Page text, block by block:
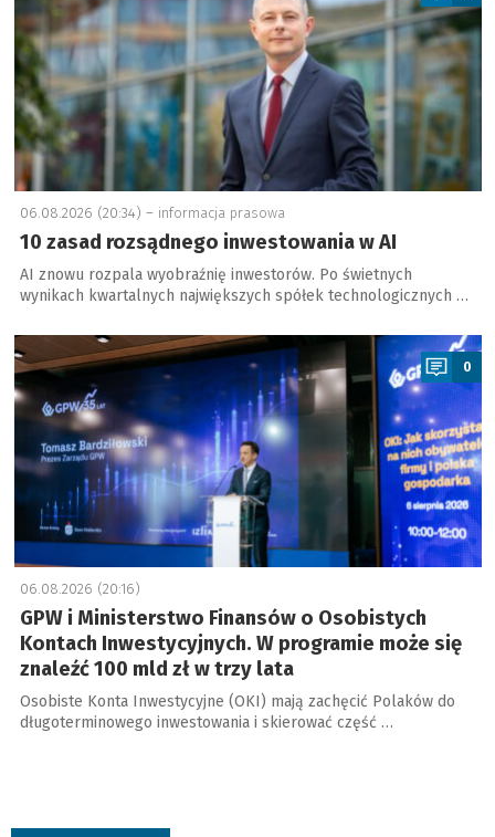
06.08.2026 (20:34) – informacja prasowa
10 zasad rozsądnego inwestowania w AI
AI znowu rozpala wyobraźnię inwestorów. Po świetnych
wynikach kwartalnych największych spółek technologicznych …
a
0
06.08.2026 (20:16)
GPW i Ministerstwo Finansów o Osobistych
Kontach Inwestycyjnych. W programie może się
znaleźć 100 mld zł w trzy lata
Osobiste Konta Inwestycyjne (OKI) mają zachęcić Polaków do
długoterminowego inwestowania i skierować część …